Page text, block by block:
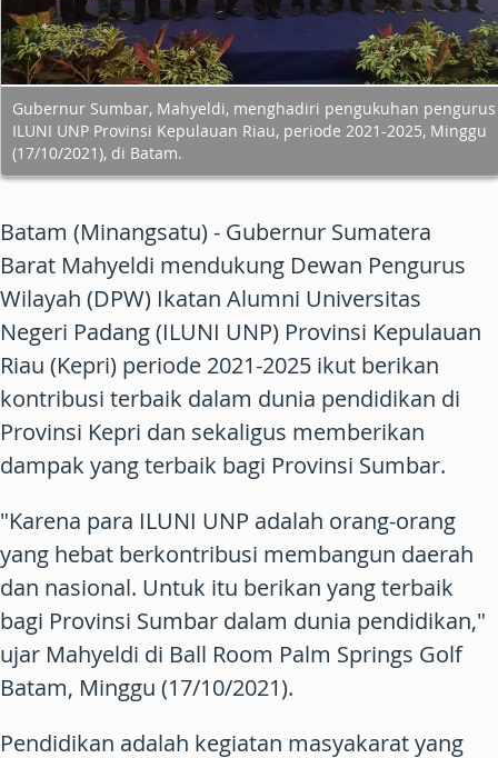
Gubernur Sumbar, Mahyeldi, menghadiri pengukuhan pengurus
ILUNI UNP Provinsi Kepulauan Riau, periode 2021-2025, Minggu
(17/10/2021), di Batam.
Batam (Minangsatu) - Gubernur Sumatera
Barat Mahyeldi mendukung Dewan Pengurus
Wilayah (DPW) Ikatan Alumni Universitas
Negeri Padang (ILUNI UNP) Provinsi Kepulauan
Riau (Kepri) periode 2021-2025 ikut berikan
kontribusi terbaik dalam dunia pendidikan di
Provinsi Kepri dan sekaligus memberikan
dampak yang terbaik bagi Provinsi Sumbar.
"Karena para ILUNI UNP adalah orang-orang
yang hebat berkontribusi membangun daerah
dan nasional. Untuk itu berikan yang terbaik
bagi Provinsi Sumbar dalam dunia pendidikan,"
ujar Mahyeldi di Ball Room Palm Springs Golf
Batam, Minggu (17/10/2021).
Pendidikan adalah kegiatan masyakarat yang